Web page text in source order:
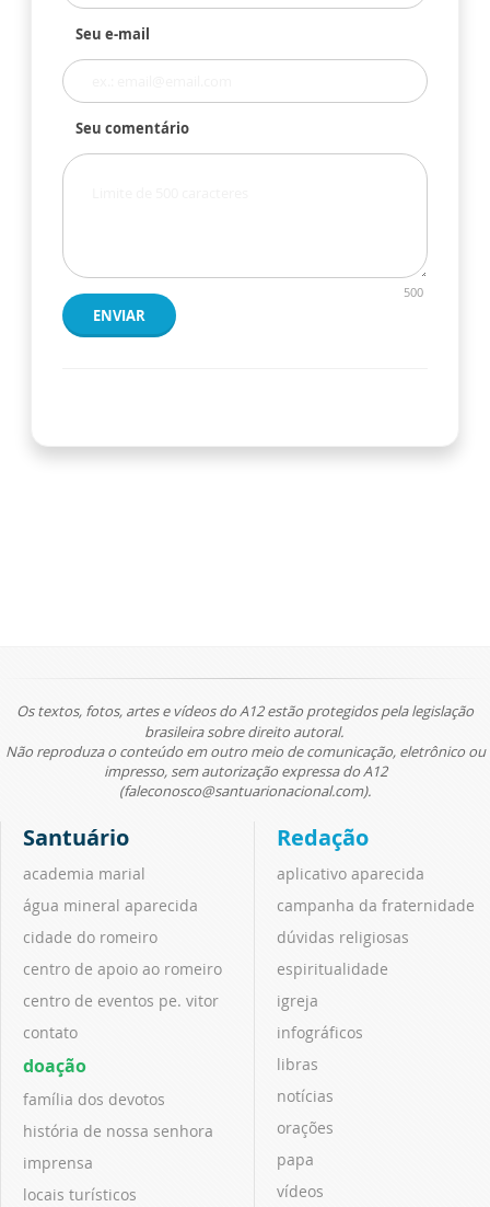
Seu e-mail
Seu comentário
500
ENVIAR
Os textos, fotos, artes e vídeos do A12 estão protegidos pela legislação
brasileira sobre direito autoral.
Não reproduza o conteúdo em outro meio de comunicação, eletrônico ou
impresso, sem autorização expressa do A12
(faleconosco@santuarionacional.com).
Santuário
academia marial
água mineral aparecida
cidade do romeiro
centro de apoio ao romeiro
centro de eventos pe. vitor
contato
doação
família dos devotos
história de nossa senhora
imprensa
locais turísticos
Redação
aplicativo aparecida
campanha da fraternidade
dúvidas religiosas
espiritualidade
igreja
infográficos
libras
notícias
orações
papa
vídeos